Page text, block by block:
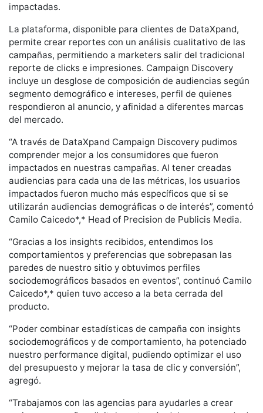
impactadas.
La plataforma, disponible para clientes de DataXpand,
permite crear reportes con un análisis cualitativo de las
campañas, permitiendo a marketers salir del tradicional
reporte de clicks e impresiones. Campaign Discovery
incluye un desglose de composición de audiencias según
segmento demográfico e intereses, perfil de quienes
respondieron al anuncio, y afinidad a diferentes marcas
del mercado.
“A través de DataXpand Campaign Discovery pudimos
comprender mejor a los consumidores que fueron
impactados en nuestras campañas. Al tener creadas
audiencias para cada una de las métricas, los usuarios
impactados fueron mucho más específicos que si se
utilizarán audiencias demográficas o de interés”, comentó
Camilo Caicedo*,* Head of Precision de Publicis Media.
“Gracias a los insights recibidos, entendimos los
comportamientos y preferencias que sobrepasan las
paredes de nuestro sitio y obtuvimos perfiles
sociodemográficos basados en eventos”, continuó Camilo
Caicedo*,* quien tuvo acceso a la beta cerrada del
producto.
“Poder combinar estadísticas de campaña con insights
sociodemográficos y de comportamiento, ha potenciado
nuestro performance digital, pudiendo optimizar el uso
del presupuesto y mejorar la tasa de clic y conversión”,
agregó.
“Trabajamos con las agencias para ayudarles a crear